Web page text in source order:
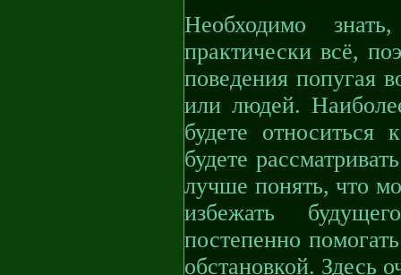
Необходимо
практически всё,
поведения попугая
или людей.
будете
будете
лучше понять, что
избежать
постепенно
обстановкой. Здесь